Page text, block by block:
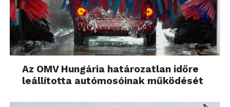
Az OMV Hungária határozatlan időre
leállította autómosóinak működését